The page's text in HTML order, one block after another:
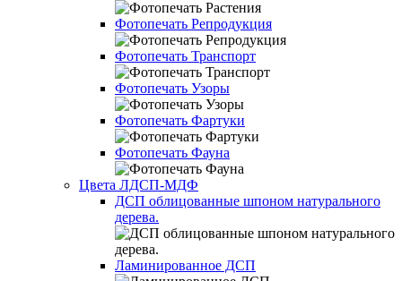
Фотопечать Репродукция
Фотопечать Транспорт
Фотопечать Узоры
Фотопечать Фартуки
Фотопечать Фауна
Цвета ЛДСП-МДФ
ДСП облицованные шпоном натурального
дерева.
Ламинированное ДСП